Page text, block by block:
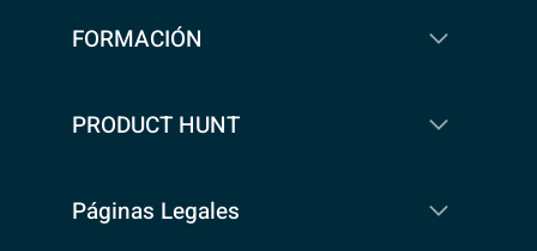
FORMACIÓN
PRODUCT HUNT
Páginas Legales